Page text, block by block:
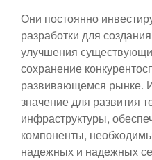
Они постоянно
разработки для
улучшения
сохранение
развивающемся рынке.
значение для развития
инфраструктуры,
компоненты,
надежных и надежных